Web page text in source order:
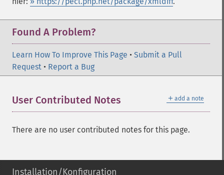
Found A Problem?
Learn How To Improve This Page • Submit a Pull
Request • Report a Bug
＋ add a note
User Contributed Notes
There are no user contributed notes for this page.
Installation/Konfiguration